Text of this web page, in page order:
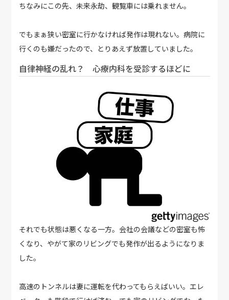
ちなみにこの先、未来永劫、観覧車には乗れません。
でもまぁ狭い密室に行かなければ発作は現れない。病院に
行くのも嫌だったので、とりあえず放置していました。
自律神経の乱れ？ 心療内科を受診するほどに
それでも状態は悪くなる一方。会社の会議などの密室も怖
くなり、やがて家のリビングでも発作が出るようになりま
した。
高速のトンネルは妻に運転を代わってもらえばいい。エレ